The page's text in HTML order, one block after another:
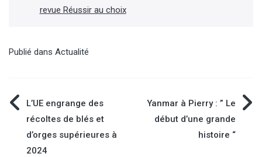
revue Réussir au choix
Publié dans Actualité
Navigation
de
L’UE engrange des
récoltes de blés et
d’orges supérieures à
2024
Yanmar à Pierry : ” Le
début d’une grande
histoire “